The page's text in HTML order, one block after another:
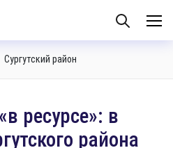
Сургутский район
ресурсе»: в
района